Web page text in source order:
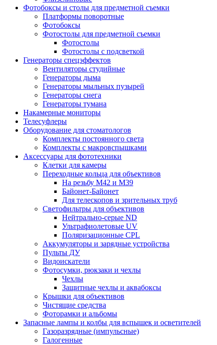
Фотобоксы и столы для предметной съемки
Платформы поворотные
Фотобоксы
Фотостолы для предметной съемки
Фотостолы
Фотостолы с подсветкой
Генераторы спецэффектов
Вентиляторы студийные
Генераторы дыма
Генераторы мыльных пузырей
Генераторы снега
Генераторы тумана
Накамерные мониторы
Телесуфлеры
Оборудование для стоматологов
Комплекты постоянного света
Комплекты с макровспышками
Аксессуары для фототехники
Клетки для камеры
Переходные кольца для объективов
На резьбу М42 и М39
Байонет-Байонет
Для телескопов и зрительных труб
Светофильтры для объективов
Нейтрально-серые ND
Ультрафиолетовые UV
Поляризационные CPL
Аккумуляторы и зарядные устройства
Пульты ДУ
Видоискатели
Фотосумки, рюкзаки и чехлы
Чехлы
Защитные чехлы и аквабоксы
Крышки для объективов
Чистящие средства
Фоторамки и альбомы
Запасные лампы и колбы для вспышек и осветителей
Газоразрядные (импульсные)
Галогенные